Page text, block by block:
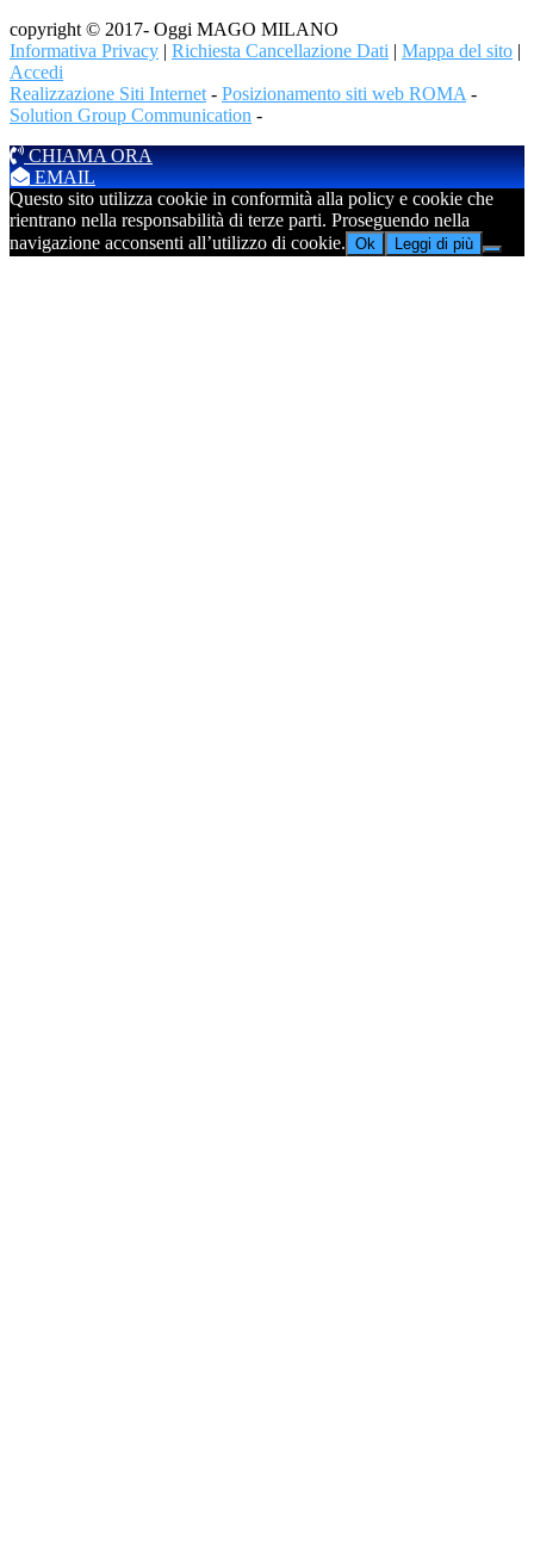
copyright © 2017- Oggi MAGO MILANO
Informativa Privacy | Richiesta Cancellazione Dati | Mappa del sito |
Accedi
Realizzazione Siti Internet - Posizionamento siti web ROMA -
Solution Group Communication -
CHIAMA ORA
EMAIL
Questo sito utilizza cookie in conformità alla policy e cookie che
rientrano nella responsabilità di terze parti. Proseguendo nella
navigazione acconsenti all’utilizzo di cookie. Ok Leggi di più